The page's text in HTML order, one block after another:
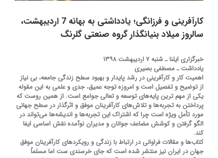
کارآفرینی و فرزانگی؛ یادداشتی به بهانه 7 اردیبهشت،
سالروز میلاد بنیانگذار گروه صنعتی گلرنگ
خبرگزاری ایلنا ـ شنبه ۷ اردیبهشت ۱۳۹۸
یادداشت ـ مصطفی بصیری
اهمیت کار و کارآفرینی در رشد پایدار و بهبود سطح زندگی جامعه، بی نیاز
از توضیح و تفصیل است و امروزه توجه عمیق، جدی و علمی به این مقوله
یکی از مهم ترین پایه‌های توسعه و تعالی جوامع است. از همین روست که
پرداختن به تجربه‌ها و تلاش‌های کارآفرینان موفق و اثرگذار در سطح جهانی
مورد تأمل ویژه است چرا که اشتراک این تجربه‌ها و اندیشه‌ها می‌تواند در
الگو گرفتن و کوشش مضاعف جوانان و مدیران نوآمده نقش اساسی ایفا
کند.
کتاب‌ها و مقالات فراوانی در ارتباط با زندگی و رویکردهای کارآفرینان موفق
جهان در ایران نیز منتشر شده است که جای خرسندی ست اما مسلماً